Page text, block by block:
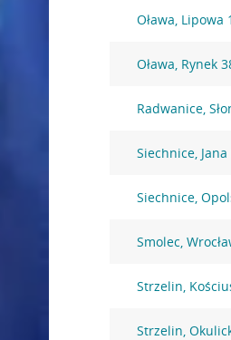
Oława, Lipowa
Oława, Rynek
Radwanice,
Siechnice, Jana
Siechnice,
Smolec,
Strzelin,
Strzelin,